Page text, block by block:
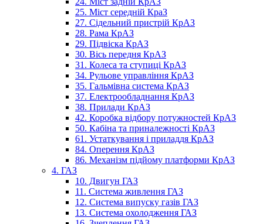
25. Міст середній КраЗ
27. Сідельний пристрій КрАЗ
28. Рама КрАЗ
29. Підвіска КрАЗ
30. Вісь передня КрАЗ
31. Колеса та ступиці КрАЗ
34. Рульове управління КрАЗ
35. Гальмівна система КрАЗ
37. Електрообладнання КрАЗ
38. Прилади КрАЗ
42. Коробка відбору потужностей КрАЗ
50. Кабіна та приналежності КрАЗ
61. Устаткування і приладдя КрАЗ
84. Оперення КрАЗ
86. Механізм підйому платформи КрАЗ
4. ГАЗ
10. Двигун ГАЗ
11. Система живлення ГАЗ
12. Система випуску газів ГАЗ
13. Система охолодження ГАЗ